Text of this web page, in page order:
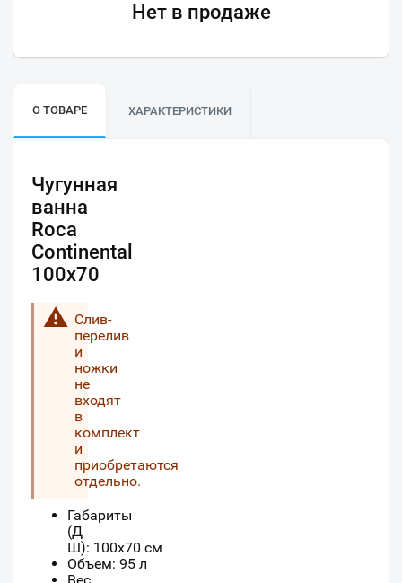
Нет в продаже
О ТОВАРЕ ХАРАКТЕРИСТИКИ
Чугунная
ванна
Roca
Continental
100x70
Слив-
перелив
и
ножки
не
входят
в
комплект
и
приобретаются
отдельно.
Габариты
(Д
Ш): 100x70 см
Объем: 95 л
Вес